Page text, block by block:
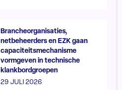
Brancheorganisaties,
netbeheerders en EZK gaan
capaciteitsmechanisme
vormgeven in technische
klankbordgroepen
29 JULI 2026